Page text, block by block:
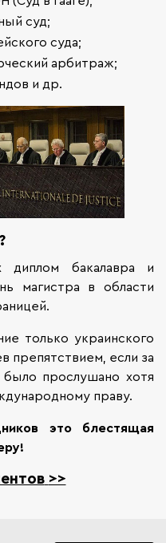
суд;
суда;
арбитраж;
и др.
диплом бакалавра и
магистра в области
только украинского
препятствием, если за
прослушано хотя
праву.
это блестящая
>>